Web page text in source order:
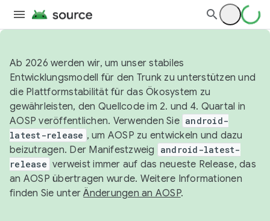
Ab 2026 werden wir, um unser stabiles
Entwicklungsmodell für den Trunk zu unterstützen und
die Plattformstabilität für das Ökosystem zu
gewährleisten, den Quellcode im 2. und 4. Quartal in
AOSP veröffentlichen. Verwenden Sie android-
latest-release , um AOSP zu entwickeln und dazu
beizutragen. Der Manifestzweig
android-latest-
release verweist immer auf das neueste Release, das
an AOSP übertragen wurde. Weitere Informationen
finden Sie unterÄnderungen an AOSP.